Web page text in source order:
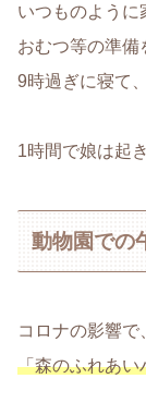
いつものように
おむつ等の準備
9時過ぎに寝て
1時間で娘は起
動物園での
コロナの影響で
「森のふれあい